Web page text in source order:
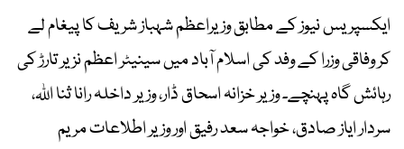
ایکسپریس نیوز کے مطابق وزیراعظم شہباز شریف کا پیغام لے
کر وفاقی وزرا کے وفد کی اسلام آباد میں سینیٹر اعظم نزیر تارڑ کی
رہائش گاہ پہنچے۔ وزیر خزانہ اسحاق ڈار، وزیر داخلہ رانا ثنا اللہ،
سردار ایاز صادق، خواجہ سعد رفیق اور وزیر اطلاعات مریم